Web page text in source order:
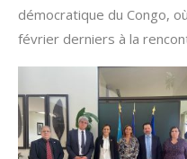
démocratique du Congo,
février derniers à la